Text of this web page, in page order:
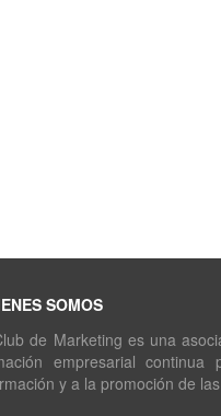
SOMOS
de Marketing es una
empresarial
y a la promoción de